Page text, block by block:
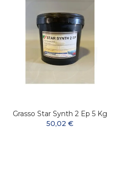
Grasso Star Synth 2 Ep 5 Kg
50,02 €